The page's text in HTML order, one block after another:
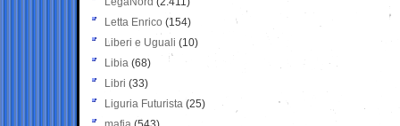
Letta Enrico (154)
Liberi e Uguali (10)
Libia (68)
Libri (33)
Liguria Futurista (25)